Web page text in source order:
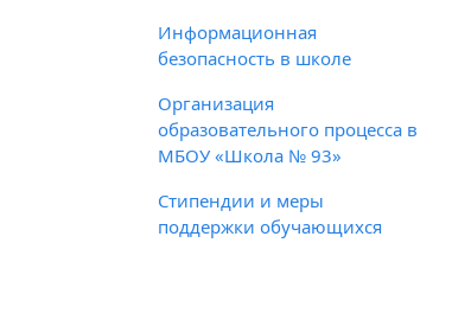
Информационная
безопасность в школе
Организация
образовательного процесса в
МБОУ «Школа № 93»
Стипендии и меры
поддержки обучающихся